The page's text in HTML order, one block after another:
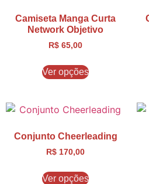
Camiseta Manga Curta
Network Objetivo
R$ 65,00
Ver opções
Conjunto Cheerleading
R$ 170,00
Ver opções